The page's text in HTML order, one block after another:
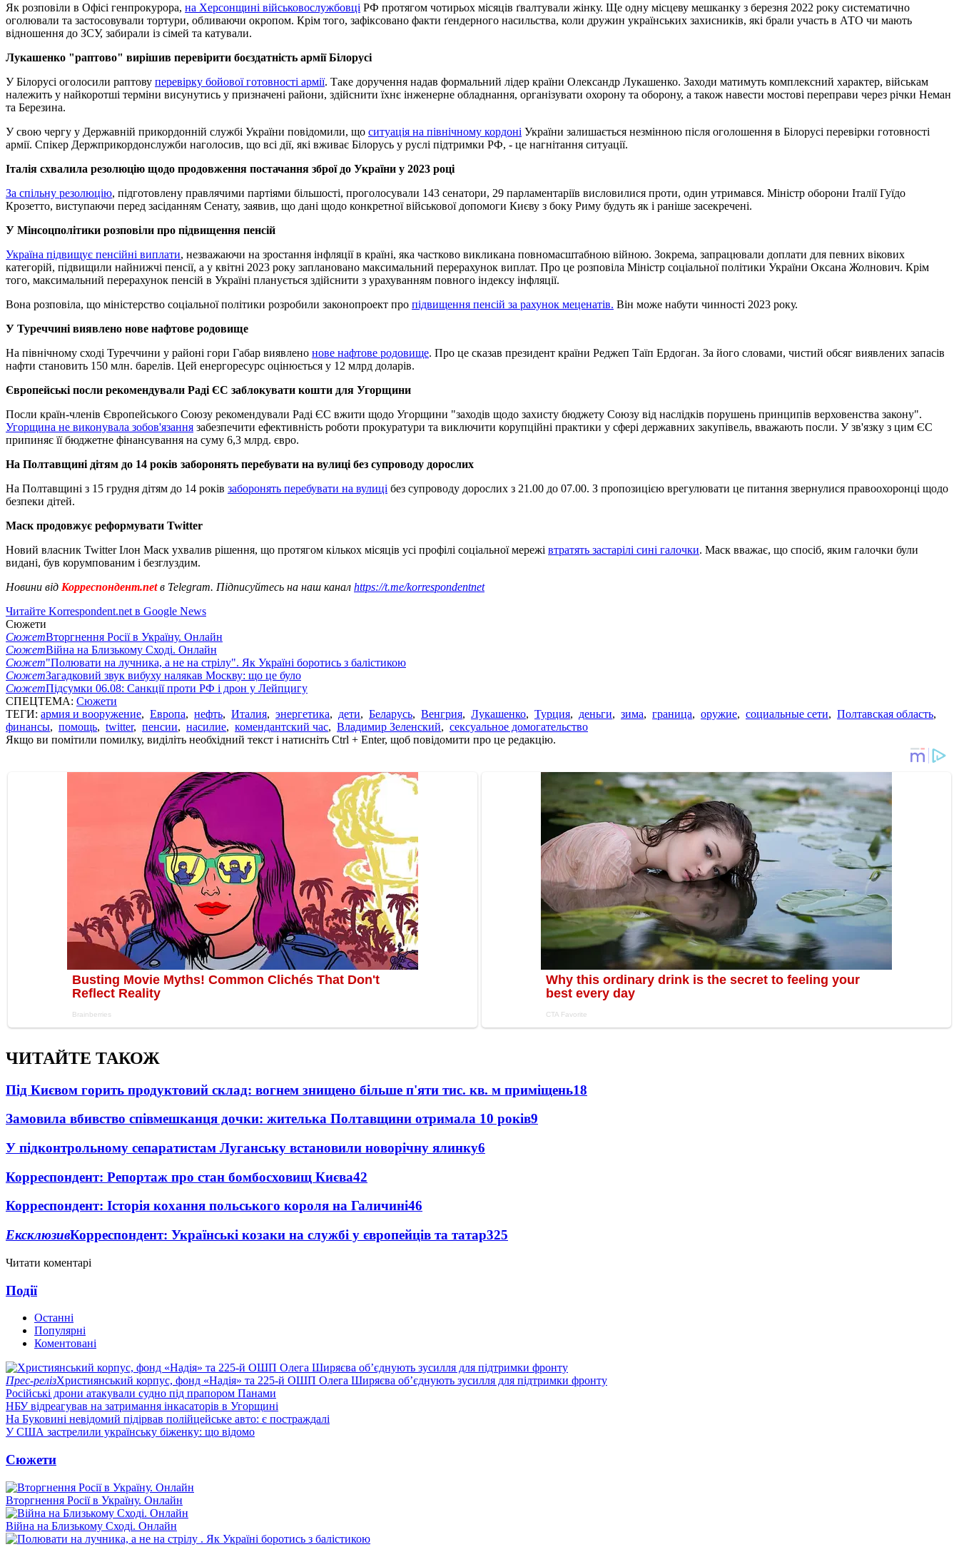
Як розповіли в Офісі генпрокурора, на Херсонщині військовослужбовці РФ протягом чотирьох місяців ґвалтували жінку. Ще одну місцеву мешканку з березня 2022 року систематично
оголювали та застосовували тортури, обливаючи окропом. Крім того, зафіксовано факти ґендерного насильства, коли дружин українських захисників, які брали участь в АТО чи мають
відношення до ЗСУ, забирали із сімей та катували.
Лукашенко "раптово" вирішив перевірити боєздатність армії Білорусі
У Білорусі оголосили раптову перевірку бойової готовності армії. Таке доручення надав формальний лідер країни Олександр Лукашенко. Заходи матимуть комплексний характер, військам
належить у найкоротші терміни висунутись у призначені райони, здійснити їхнє інженерне обладнання, організувати охорону та оборону, а також навести мостові переправи через річки Неман
та Березина.
У свою чергу у Державній прикордонній службі України повідомили, що ситуація на північному кордоні України залишається незмінною після оголошення в Білорусі перевірки готовності
армії. Спікер Держприкордонслужби наголосив, що всі дії, які вживає Білорусь у руслі підтримки РФ, - це нагнітання ситуації.
Італія схвалила резолюцію щодо продовження постачання зброї до України у 2023 році
За спільну резолюцію, підготовлену правлячими партіями більшості, проголосували 143 сенатори, 29 парламентаріїв висловилися проти, один утримався. Міністр оборони Італії Гуїдо
Крозетто, виступаючи перед засіданням Сенату, заявив, що дані щодо конкретної військової допомоги Києву з боку Риму будуть як і раніше засекречені.
У Мінсоцполітики розповіли про підвищення пенсій
Україна підвищує пенсійні виплати, незважаючи на зростання інфляції в країні, яка частково викликана повномасштабною війною. Зокрема, запрацювали доплати для певних вікових
категорій, підвищили найнижчі пенсії, а у квітні 2023 року заплановано максимальний перерахунок виплат. Про це розповіла Міністр соціальної політики України Оксана Жолнович. Крім
того, максимальний перерахунок пенсій в Україні планується здійснити з урахуванням повного індексу інфляції.
Вона розповіла, що міністерство соціальної політики розробили законопроект про підвищення пенсій за рахунок меценатів. Він може набути чинності 2023 року.
У Туреччині виявлено нове нафтове родовище
На північному сході Туреччини у районі гори Габар виявлено нове нафтове родовище. Про це сказав президент країни Реджеп Таїп Ердоган. За його словами, чистий обсяг виявлених запасів
нафти становить 150 млн. барелів. Цей енергоресурс оцінюється у 12 млрд доларів.
Європейські посли рекомендували Раді ЄС заблокувати кошти для Угорщини
Посли країн-членів Європейського Союзу рекомендували Раді ЄС вжити щодо Угорщини "заходів щодо захисту бюджету Союзу від наслідків порушень принципів верховенства закону".
Угорщина не виконувала зобов'язання забезпечити ефективність роботи прокуратури та виключити корупційні практики у сфері державних закупівель, вважають посли. У зв'язку з цим ЄС
припиняє її бюджетне фінансування на суму 6,3 млрд. євро.
На Полтавщині дітям до 14 років заборонять перебувати на вулиці без супроводу дорослих
На Полтавщині з 15 грудня дітям до 14 років заборонять перебувати на вулиці без супроводу дорослих з 21.00 до 07.00. З пропозицією врегулювати це питання звернулися правоохоронці щодо
безпеки дітей.
Маск продовжує реформувати Twitter
Новий власник Twitter Ілон Маск ухвалив рішення, що протягом кількох місяців усі профілі соціальної мережі втратять застарілі сині галочки. Маск вважає, що спосіб, яким галочки були
видані, був корумпованим і безглуздим.
Новини від Корреспондент.netв Telegram. Підписуйтесь на наш канал https://t.me/korrespondentnet
Читайте Korrespondent.net в Google News
Сюжети
СюжетВторгнення Росії в Україну. Онлайн
СюжетВійна на Близькому Сході. Онлайн
Сюжет"Полювати на лучника, а не на стрілу". Як Україні боротись з балістикою
СюжетЗагадковий звук вибуху налякав Москву: що це було
СюжетПідсумки 06.08: Санкції проти РФ і дрон у Лейпцигу
СПЕЦТЕМА: Сюжети
ТЕГИ: армия и вооружение, Европа, нефть, Италия, энергетика, дети, Беларусь, Венгрия, Лукашенко, Турция, деньги, зима, граница, оружие, социальные сети, Полтавская область,
финансы, помощь, twitter, пенсии, насилие, комендантский час, Владимир Зеленский, сексуальное домогательство
Якщо ви помітили помилку, виділіть необхідний текст і натисніть Ctrl + Enter, щоб повідомити про це редакцію.
ЧИТАЙТЕ ТАКОЖ
Під Києвом горить продуктовий склад: вогнем знищено більше п'яти тис. кв. м приміщень18
Замовила вбивство співмешканця дочки: жителька Полтавщини отримала 10 років9
У підконтрольному сепаратистам Луганську встановили новорічну ялинку6
Корреспондент: Репортаж про стан бомбосховищ Києва42
Корреспондент: Історія кохання польського короля на Галичині46
ЕксклюзивКорреспондент: Українські козаки на службі у європейців та татар325
Читати коментарі
Події
Останні
Популярні
Коментовані
Прес-релізХристиянський корпус, фонд «Надія» та 225-й ОШП Олега Ширяєва об’єднують зусилля для підтримки фронту
Російські дрони атакували судно під прапором Панами
НБУ відреагував на затримання інкасаторів в Угорщині
На Буковині невідомий підірвав полійцейське авто: є постраждалі
У США застрелили українську біженку: що відомо
Сюжети
Вторгнення Росії в Україну. Онлайн
Війна на Близькому Сході. Онлайн